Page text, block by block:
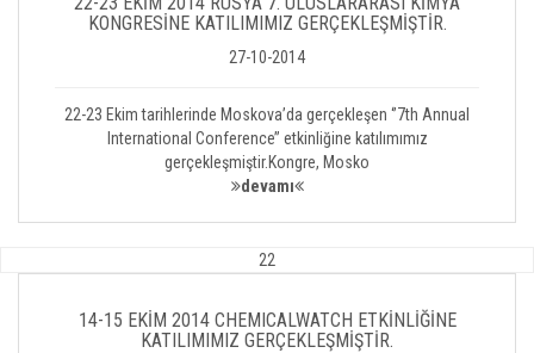
KONGRESİNE KATILIMIMIZ GERÇEKLEŞMİŞTİR.
27-10-2014
22-23 Ekim tarihlerinde Moskova’da gerçekleşen ‘’7th Annual
International Conference’’ etkinliğine katılımımız
gerçekleşmiştir.Kongre, Mosko
devamı
22
14-15 EKİM 2014 CHEMICALWATCH ETKİNLİĞİNE
KATILIMIMIZ GERÇEKLEŞMİŞTİR.